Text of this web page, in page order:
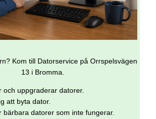
Kom till Datorservice på Orrspelsvägen
13 i Bromma.
och uppgraderar datorer.
att byta dator.
bärbara datorer som inte fungerar.